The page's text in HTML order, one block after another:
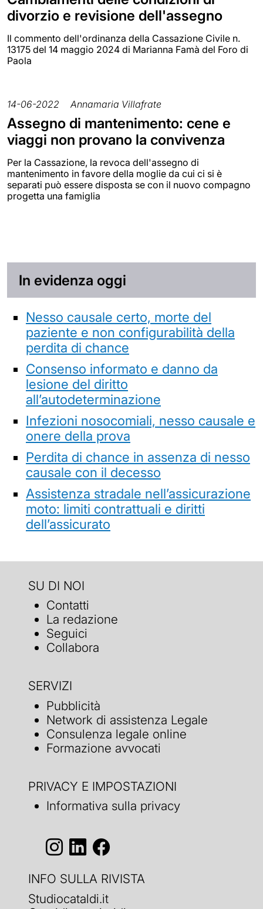
divorzio e revisione dell'assegno
Il commento dell'ordinanza della Cassazione Civile n.
13175 del 14 maggio 2024 di Marianna Famà del Foro di
Paola
14-06-2022 Annamaria Villafrate
Assegno di mantenimento: cene e
viaggi non provano la convivenza
Per la Cassazione, la revoca dell'assegno di
mantenimento in favore della moglie da cui ci si è
separati può essere disposta se con il nuovo compagno
progetta una famiglia
In evidenza oggi
Nesso causale certo, morte del
paziente e non configurabilità della
perdita di chance
Consenso informato e danno da
lesione del diritto
all’autodeterminazione
Infezioni nosocomiali, nesso causale e
onere della prova
Perdita di chance in assenza di nesso
causale con il decesso
Assistenza stradale nell’assicurazione
moto: limiti contrattuali e diritti
dell’assicurato
SU DI NOI
Contatti
La redazione
Seguici
Collabora
SERVIZI
Pubblicità
Network di assistenza Legale
Consulenza legale online
Formazione avvocati
PRIVACY E IMPOSTAZIONI
Informativa sulla privacy
INFO SULLA RIVISTA
Studiocataldi.it